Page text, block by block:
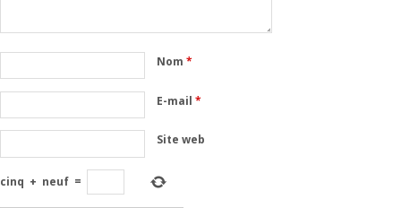
Nom*
E-mail*
Site web
cinq + neuf =